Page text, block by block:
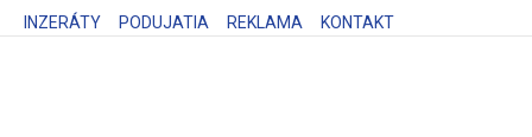
INZERÁTY PODUJATIA REKLAMA KONTAKT